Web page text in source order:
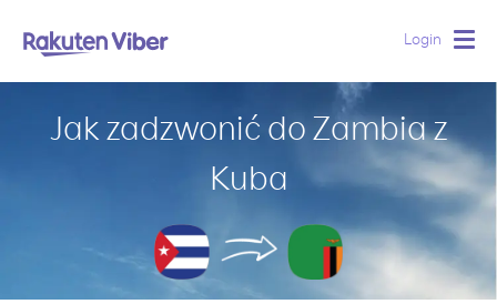
Login
Jak zadzwonić do Zambia z
Kuba